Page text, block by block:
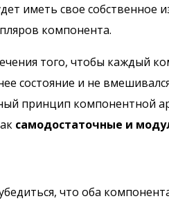
иметь свое собственное
компонента.
того, чтобы каждый
состояние и не
принцип компонентной
самодостаточные и
что оба